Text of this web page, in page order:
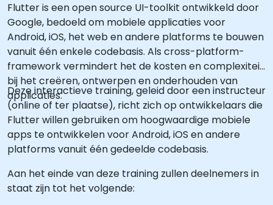
Flutter is een open source UI-toolkit ontwikkeld door
Google, bedoeld om mobiele applicaties voor
Android, iOS, het web en andere platforms te bouwen
vanuit één enkele codebasis. Als cross-platform-
framework vermindert het de kosten en complexiteit
bij het creëren, ontwerpen en onderhouden van
applicaties.
Deze interactieve training, geleid door een instructeur
(online of ter plaatse), richt zich op ontwikkelaars die
Flutter willen gebruiken om hoogwaardige mobiele
apps te ontwikkelen voor Android, iOS en andere
platforms vanuit één gedeelde codebasis.
Aan het einde van deze training zullen deelnemers in
staat zijn tot het volgende: